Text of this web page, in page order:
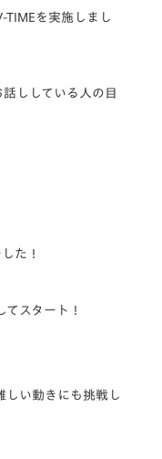
TIMEを実施しまし
話ししている人の目
た！
スタート！
しい動きにも挑戦し